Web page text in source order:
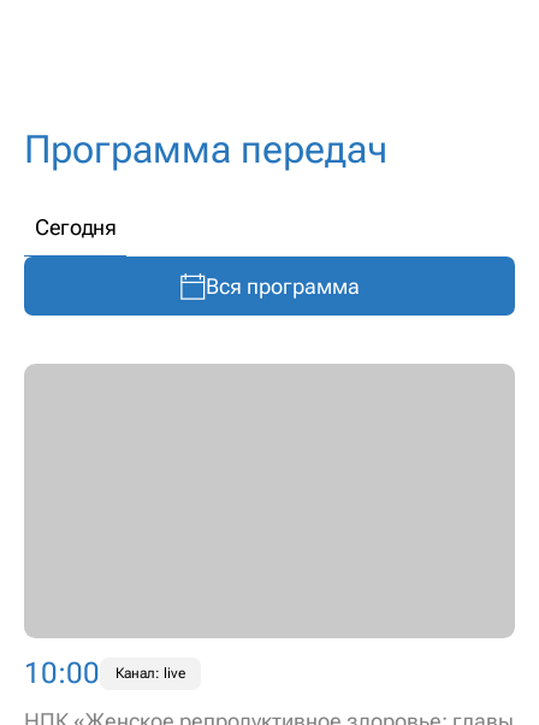
Программа передач
Сегодня
Вся программа
10:00 Канал: live